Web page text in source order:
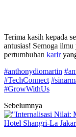
Terima kasih kepada
antusias! Semoga
pertumbuhan karir
#anthonydiomartin
#TechConnect
#GrowWithUs
Sebelumnya